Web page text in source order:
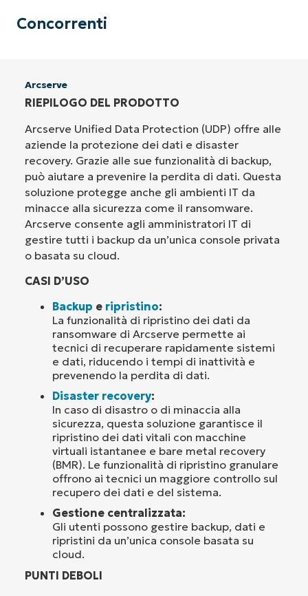
Concorrenti
Arcserve
RIEPILOGO DEL PRODOTTO
Arcserve Unified Data Protection (UDP) offre alle
aziende la protezione dei dati e disaster
recovery. Grazie alle sue funzionalità di backup,
può aiutare a prevenire la perdita di dati. Questa
soluzione protegge anche gli ambienti IT da
minacce alla sicurezza come il ransomware.
Arcserve consente agli amministratori IT di
gestire tutti i backup da un’unica console privata
o basata su cloud.
CASI D’USO
Backup e ripristino:
La funzionalità di ripristino dei dati da
ransomware di Arcserve permette ai
tecnici di recuperare rapidamente sistemi
e dati, riducendo i tempi di inattività e
prevenendo la perdita di dati.
Disaster recovery:
In caso di disastro o di minaccia alla
sicurezza, questa soluzione garantisce il
ripristino dei dati vitali con macchine
virtuali istantanee e bare metal recovery
(BMR). Le funzionalità di ripristino granulare
offrono ai tecnici un maggiore controllo sul
recupero dei dati e del sistema.
Gestione centralizzata:
Gli utenti possono gestire backup, dati e
ripristini da un’unica console basata su
cloud.
PUNTI DEBOLI